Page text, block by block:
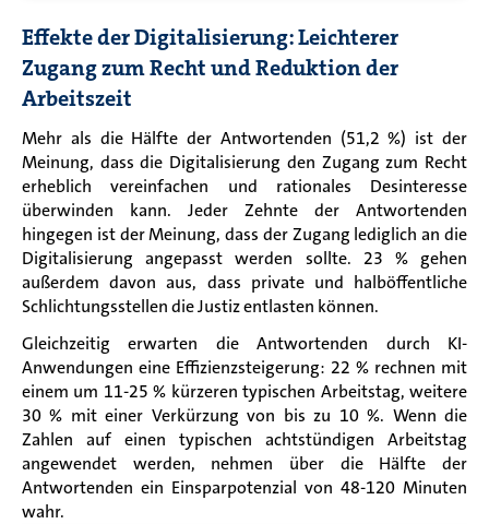
Effekte der Digitalisierung: Leichterer
Zugang zum Recht und Reduktion der
Arbeitszeit
Mehr als die Hälfte der Antwortenden (51,2 %) ist der
Meinung, dass die Digitalisierung den Zugang zum Recht
erheblich vereinfachen und rationales Desinteresse
überwinden kann. Jeder Zehnte der Antwortenden
hingegen ist der Meinung, dass der Zugang lediglich an die
Digitalisierung angepasst werden sollte. 23 % gehen
außerdem davon aus, dass private und halböffentliche
Schlichtungsstellen die Justiz entlasten können.
Gleichzeitig erwarten die Antwortenden durch KI-
Anwendungen eine Effizienzsteigerung: 22 % rechnen mit
einem um 11-25 % kürzeren typischen Arbeitstag, weitere
30 % mit einer Verkürzung von bis zu 10 %. Wenn die
Zahlen auf einen typischen achtstündigen Arbeitstag
angewendet werden, nehmen über die Hälfte der
Antwortenden ein Einsparpotenzial von 48-120 Minuten
wahr.